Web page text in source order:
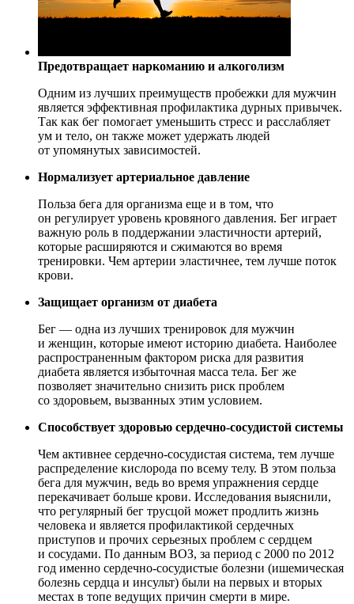
Предотвращает наркоманию и алкоголизм
Одним из лучших преимуществ пробежки для мужчин
является эффективная профилактика дурных привычек.
Так как бег помогает уменьшить стресс и расслабляет
ум и тело, он также может удержать людей
от упомянутых зависимостей.
Нормализует артериальное давление
Польза бега для организма еще и в том, что
он регулирует уровень кровяного давления. Бег играет
важную роль в поддержании эластичности артерий,
которые расширяются и сжимаются во время
тренировки. Чем артерии эластичнее, тем лучше поток
крови.
Защищает организм от диабета
Бег — одна из лучших тренировок для мужчин
и женщин, которые имеют историю диабета. Наиболее
распространенным фактором риска для развития
диабета является избыточная масса тела. Бег же
позволяет значительно снизить риск проблем
со здоровьем, вызванных этим условием.
Способствует здоровью сердечно-сосудистой системы
Чем активнее сердечно-сосудистая система, тем лучше
распределение кислорода по всему телу. В этом польза
бега для мужчин, ведь во время упражнения сердце
перекачивает больше крови. Исследования выяснили,
что регулярный бег трусцой может продлить жизнь
человека и является профилактикой сердечных
приступов и прочих серьезных проблем с сердцем
и сосудами. По данным ВОЗ, за период с 2000 по 2012
год именно сердечно-сосудистые болезни (ишемическая
болезнь сердца и инсульт) были на первых и вторых
местах в топе ведущих причин смерти в мире.